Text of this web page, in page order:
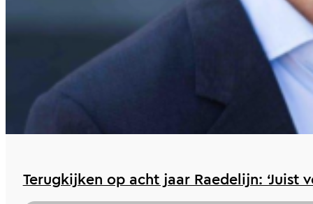
Terugkijken op acht jaar Raedelijn: ‘Juist